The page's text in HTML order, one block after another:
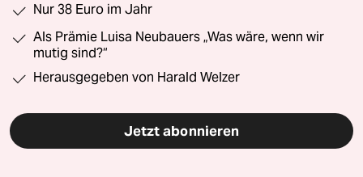
Nur 38 Euro im Jahr
Als Prämie Luisa Neubauers „Was wäre, wenn wir
mutig sind?“
Herausgegeben von Harald Welzer
Jetzt abonnieren